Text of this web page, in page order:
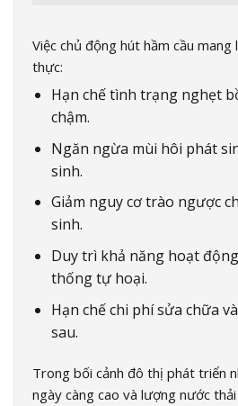
Việc chủ động hút hầm cầu mang
thực:
Hạn chế tình trạng nghẹt
chậm.
Ngăn ngừa mùi hôi phát
sinh.
Giảm nguy cơ trào ngược
sinh.
Duy trì khả năng hoạt
thống tự hoại.
Hạn chế chi phí sửa chữa
sau.
Trong bối cảnh đô thị phát triển
ngày càng cao và lượng nước